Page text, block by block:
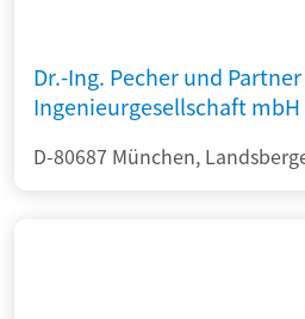
Dr.-Ing. Pecher und Partner
Ingenieurgesellschaft mbH
D-80687 München,